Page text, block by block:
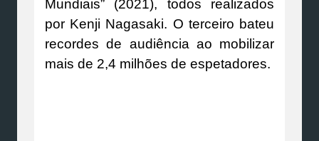
Mundiais” (2021), todos realizados
por Kenji Nagasaki. O terceiro bateu
recordes de audiência ao mobilizar
mais de 2,4 milhões de espetadores.